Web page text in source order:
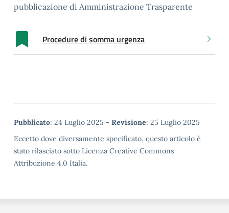
pubblicazione di Amministrazione Trasparente
Procedure di somma urgenza
Metadata
Pubblicato: 24 Luglio 2025 - Revisione: 25 Luglio 2025
Eccetto dove diversamente specificato, questo articolo è
stato rilasciato sotto Licenza Creative Commons
Attribuzione 4.0 Italia.